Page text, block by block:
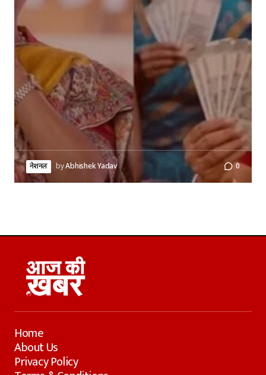
नेशनल byAbhishek Yadav 0
Home
About Us
Privacy Policy